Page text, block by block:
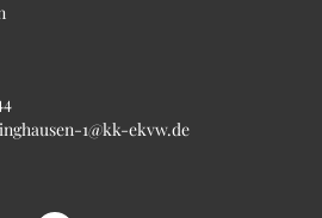
1@kk-ekvw.de